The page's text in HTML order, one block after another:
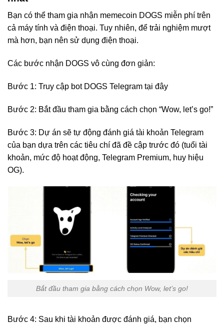
Bạn có thể tham gia nhận memecoin DOGS miễn phí trên
cả máy tính và điện thoại. Tuy nhiên, để trải nghiệm mượt
mà hơn, bạn nên sử dụng điện thoại.
Các bước nhận DOGS vô cùng đơn giản:
Bước 1: Truy cập bot DOGS Telegram tại đây
Bước 2: Bắt đầu tham gia bằng cách chọn “Wow, let’s go!”
Bước 3: Dự án sẽ tự động đánh giá tài khoản Telegram
của bạn dựa trên các tiêu chí đã đề cập trước đó (tuổi tài
khoản, mức độ hoạt động, Telegram Premium, huy hiệu
OG).
Bắt đầu tham gia bằng cách chọn Wow, let’s go!
Bước 4: Sau khi tài khoản được đánh giá, bạn chọn